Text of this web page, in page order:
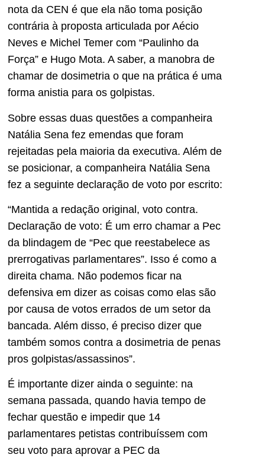
nota da CEN é que ela não toma posição
contrária à proposta articulada por Aécio
Neves e Michel Temer com “Paulinho da
Força” e Hugo Mota. A saber, a manobra de
chamar de dosimetria o que na prática é uma
forma anistia para os golpistas.
Sobre essas duas questões a companheira
Natália Sena fez emendas que foram
rejeitadas pela maioria da executiva. Além de
se posicionar, a companheira Natália Sena
fez a seguinte declaração de voto por escrito:
“Mantida a redação original, voto contra.
Declaração de voto: É um erro chamar a Pec
da blindagem de “Pec que reestabelece as
prerrogativas parlamentares”. Isso é como a
direita chama. Não podemos ficar na
defensiva em dizer as coisas como elas são
por causa de votos errados de um setor da
bancada. Além disso, é preciso dizer que
também somos contra a dosimetria de penas
pros golpistas/assassinos”.
É importante dizer ainda o seguinte: na
semana passada, quando havia tempo de
fechar questão e impedir que 14
parlamentares petistas contribuíssem com
seu voto para aprovar a PEC da